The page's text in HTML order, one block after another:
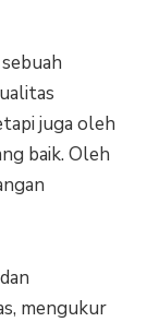
juga oleh
baik. Oleh
mengukur